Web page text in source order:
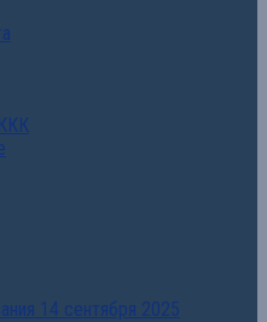
14 сентября 2025